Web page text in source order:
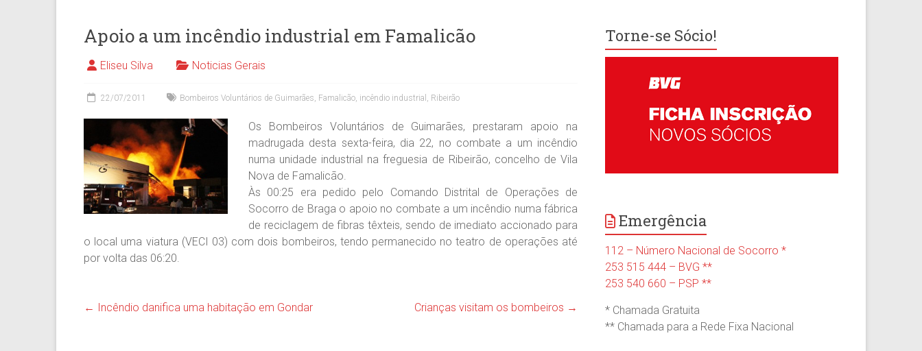
Apoio a um incêndio industrial em Famalicão
Eliseu Silva Noticias Gerais
22/07/2011 Bombeiros Voluntários de Guimarães, Famalicão, incêndio industrial , Ribeirão
Os Bombeiros Voluntários de Guimarães, prestaram apoio na
madrugada desta sexta-feira, dia 22, no combate a um incêndio
numa unidade industrial na freguesia de Ribeirão, concelho de Vila
Nova de Famalicão.
Às 00:25 era pedido pelo Comando Distrital de Operações de
Socorro de Braga o apoio no combate a um incêndio numa fábrica
de reciclagem de fibras têxteis, sendo de imediato accionado para
o local uma viatura (VECI 03) com dois bombeiros, tendo permanecido no teatro de operações até
por volta das 06:20.
← Incêndio danifica uma habitação em Gondar Crianças visitam os bombeiros →
Torne-se Sócio!
Emergência
112 – Número Nacional de Socorro *
253 515 444 – BVG **
253 540 660 – PSP **
* Chamada Gratuita
** Chamada para a Rede Fixa Nacional